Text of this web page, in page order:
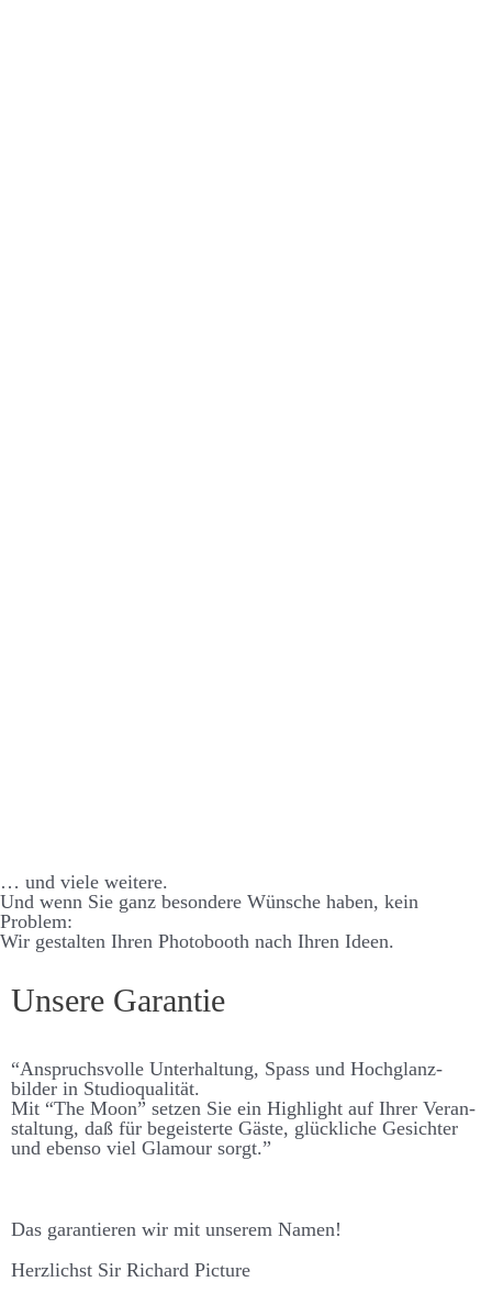
… und viele weitere.
Und wenn Sie ganz besondere Wünsche haben, kein
Problem:
Wir gestalten Ihren Photo­­booth nach Ihren Ideen.
Unsere Garantie
“An­spruchs­­volle Unter­­haltung, Spass und Hoch­­glanz­­
bilder in Studio­qualität.
Mit “The Moon” setzen Sie ein High­­light auf Ihrer Ver­­an­
stalt­ung, daß für be­­geisterte Gäste, glück­liche Ge­­sichter
und ebenso viel Glamour sorgt.”
Das garantieren wir mit unserem Namen!
Herzlichst Sir Richard Picture